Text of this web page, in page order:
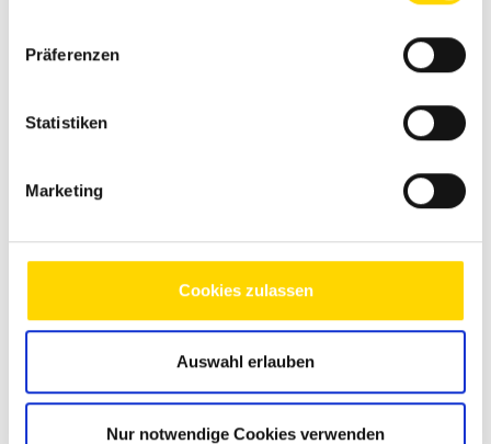
Präferenzen
Statistiken
Marketing
Cookies zulassen
Auswahl erlauben
Nur notwendige Cookies verwenden
Fahrzeughöhe
Leistung in PS
Betten